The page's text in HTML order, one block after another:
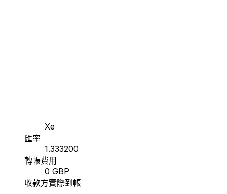
Xe
匯率
1.333200
轉帳費用
0 GBP
收款方實際到帳